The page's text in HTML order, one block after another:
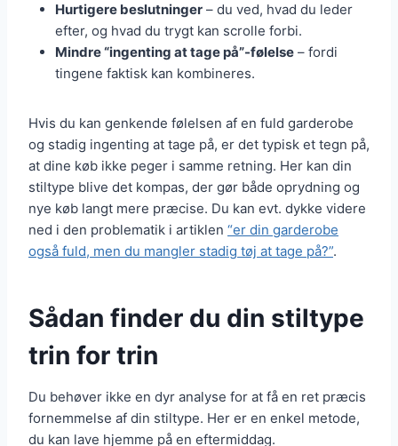
Hurtigere beslutninger – du ved, hvad du leder
efter, og hvad du trygt kan scrolle forbi.
Mindre “ingenting at tage på”-følelse – fordi
tingene faktisk kan kombineres.
Hvis du kan genkende følelsen af en fuld garderobe
og stadig ingenting at tage på, er det typisk et tegn på,
at dine køb ikke peger i samme retning. Her kan din
stiltype blive det kompas, der gør både oprydning og
nye køb langt mere præcise. Du kan evt. dykke videre
ned i den problematik i artiklen “er din garderobe
også fuld, men du mangler stadig tøj at tage på?”.
Sådan finder du din stiltype
trin for trin
Du behøver ikke en dyr analyse for at få en ret præcis
fornemmelse af din stiltype. Her er en enkel metode,
du kan lave hjemme på en eftermiddag.